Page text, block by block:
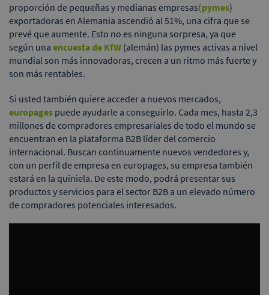
proporción de pequeñas y medianas empresas(pymes)
exportadoras en Alemania ascendió al 51%, una cifra que se
prevé que aumente. Esto no es ninguna sorpresa, ya que
según una encuesta de KfW (alemán) las pymes activas a nivel
mundial son más innovadoras, crecen a un ritmo más fuerte y
son más rentables.
Si usted también quiere acceder a nuevos mercados,
europages puede ayudarle a conseguirlo. Cada mes, hasta 2,3
millones de compradores empresariales de todo el mundo se
encuentran en la plataforma B2B líder del comercio
internacional. Buscan continuamente nuevos vendedores y,
con un perfil de empresa en europages, su empresa también
estará en la quiniela. De este modo, podrá presentar sus
productos y servicios para el sector B2B a un elevado número
de compradores potenciales interesados.